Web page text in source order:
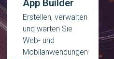
App Builder
Erstellen, verwalten
und warten Sie
Web- und
Mobilanwendungen